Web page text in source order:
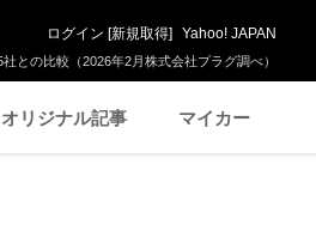
との比較（2026年2月株式会社プラグ調べ）
ログイン [新規取得] Yahoo! JAPAN
オリジナル記事 マイカー